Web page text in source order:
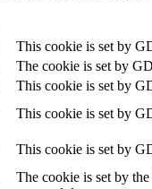
This cookie is set by
The cookie is set by
This cookie is set by
This cookie is set by
This cookie is set by
The cookie is set by